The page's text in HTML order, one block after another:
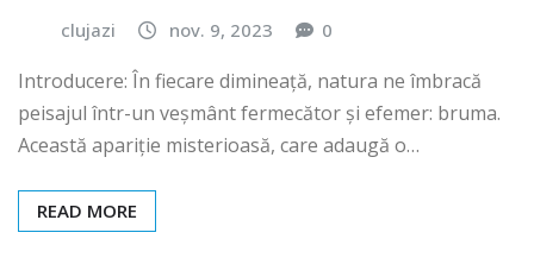
clujazi nov. 9, 2023 0
Introducere: În fiecare dimineață, natura ne îmbracă
peisajul într-un veșmânt fermecător și efemer: bruma.
Această apariție misterioasă, care adaugă o…
READ MORE